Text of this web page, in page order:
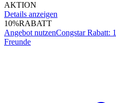
AKTION
Details anzeigen
10%RABATT
Angebot nutzenCongstar Rabatt:
Freunde